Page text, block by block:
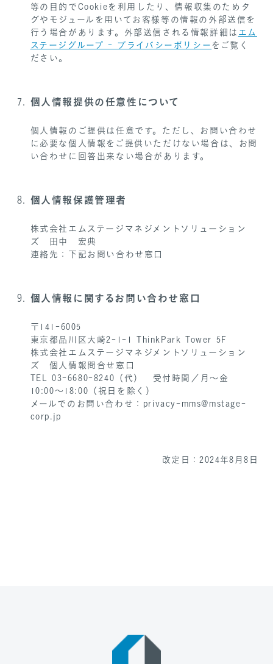
等の目的でCookieを利用したり、情報収集のためタ
グやモジュールを用いてお客様等の情報の外部送信を
行う場合があります。外部送信される情報詳細は エム
ステージグループ - プライバシーポリシー をご覧く
ださい。
個人情報提供の任意性について
個人情報のご提供は任意です。ただし、お問い合わせ
に必要な個人情報をご提供いただけない場合は、お問
い合わせに回答出来ない場合があります。
個人情報保護管理者
株式会社エムステージマネジメントソリューション
ズ 田中 宏典
連絡先：下記お問い合わせ窓口
個人情報に関するお問い合わせ窓口
〒141-6005
東京都品川区大崎2-1-1 ThinkPark Tower 5F
株式会社エムステージマネジメントソリューション
ズ 個人情報問合せ窓口
TEL 03-6680-8240（代） 受付時間／月～金
10:00～18:00（祝日を除く）
メールでのお問い合わせ：privacy-mms@mstage-
corp.jp
改定日：2024年8月8日